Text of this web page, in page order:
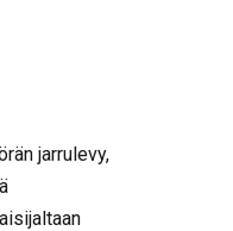
jarrulevy,